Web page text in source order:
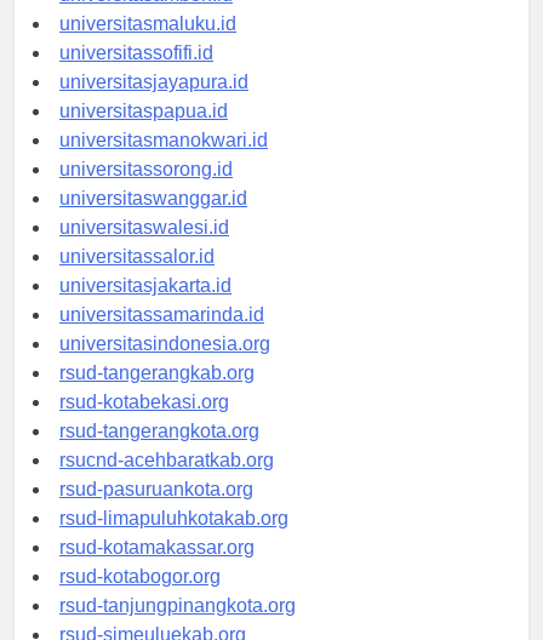
universitasambon.id
universitasmaluku.id
universitassofifi.id
universitasjayapura.id
universitaspapua.id
universitasmanokwari.id
universitassorong.id
universitaswanggar.id
universitaswalesi.id
universitassalor.id
universitasjakarta.id
universitassamarinda.id
universitasindonesia.org
rsud-tangerangkab.org
rsud-kotabekasi.org
rsud-tangerangkota.org
rsucnd-acehbaratkab.org
rsud-pasuruankota.org
rsud-limapuluhkotakab.org
rsud-kotamakassar.org
rsud-kotabogor.org
rsud-tanjungpinangkota.org